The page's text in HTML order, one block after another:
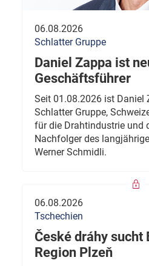
06.08.2026
Schlatter Gruppe
Daniel Zappa ist
Geschäftsführer
Seit 01.08.2026 ist Daniel
Schlatter Gruppe,
für die Drahtindustrie und
Nachfolger des
Werner Schmidli.
06.08.2026
Tschechien
České dráhy sucht
Region Plzeň